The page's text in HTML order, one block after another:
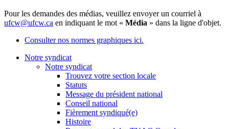
Pour les demandes des médias, veuillez envoyer un courriel à
ufcw@ufcw.ca en indiquant le mot « Média » dans la ligne d'objet.
Consulter nos normes graphiques ici.
Notre syndicat
Notre syndicat
Trouvez votre section locale
Statuts
Message du président national
Conseil national
Fièrement syndiqué(e)
Histoire